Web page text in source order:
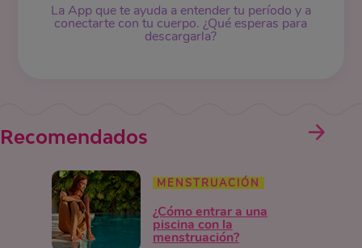
La App que te ayuda a entender tu período y a
conectarte con tu cuerpo. ¿Qué esperas para
descargarla?
Recomendados
MENSTRUACIÓN
¿Cómo entrar a una
piscina con la
menstruación?